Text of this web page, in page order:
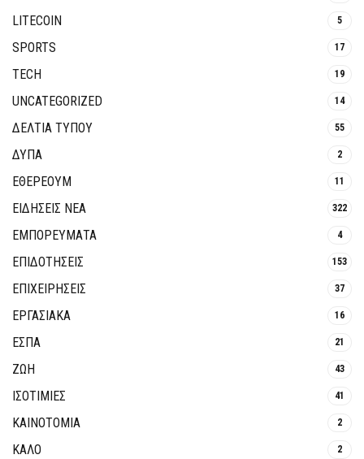
LITECOIN 5
SPORTS 17
TECH 19
UNCATEGORIZED 14
ΔΕΛΤΙΑ ΤΥΠΟΥ 55
ΔΥΠΑ 2
ΕΘΈΡΕΟΥΜ 11
ΕΙΔΗΣΕΙΣ ΝΕΑ 322
ΕΜΠΟΡΕΥΜΑΤΑ 4
ΕΠΙΔΟΤΗΣΕΙΣ 153
ΕΠΙΧΕΙΡΗΣΕΙΣ 37
ΕΡΓΑΣΙΑΚΑ 16
ΕΣΠΑ 21
ΖΩΗ 43
ΙΣΟΤΙΜΙΕΣ 41
ΚΑΙΝΟΤΟΜΊΑ 2
ΚΑΛΟ 2